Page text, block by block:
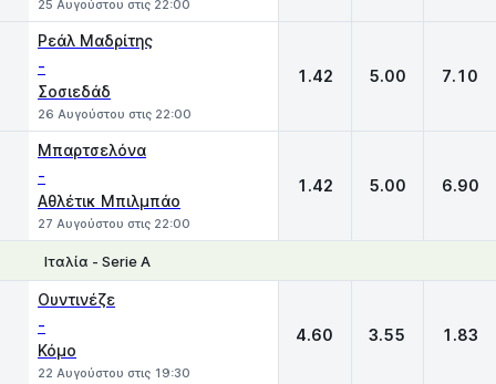
25 Αυγούστου στις 22:00
Ρεάλ Μαδρίτης
-
Σοσιεδάδ
26 Αυγούστου στις 22:00
1.42 5.00 7.10
Μπαρτσελόνα
-
Αθλέτικ Μπιλμπάο
27 Αυγούστου στις 22:00
1.42 5.00 6.90
Ιταλία - Serie A
Ουντινέζε
-
Κόμο
22 Αυγούστου στις 19:30
4.60 3.55 1.83